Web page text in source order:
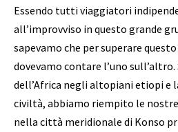
Essendo tutti viaggiatori
all’improvviso in questo grande
sapevamo che per superare
dovevamo contare l’uno
dell’Africa negli altopiani etiopi e
civiltà, abbiamo riempito le
nella città meridionale di Konso